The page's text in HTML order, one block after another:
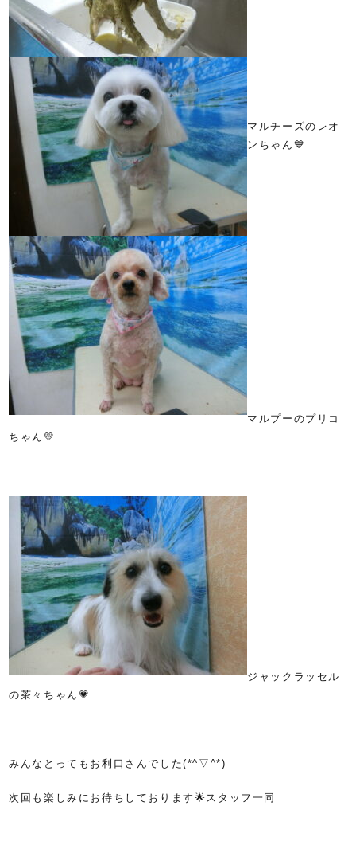
マルチーズのレオ
ンちゃん💙
マルプーのプリコ
ちゃん💛
ジャックラッセル
の茶々ちゃん💗
みんなとってもお利口さんでした(*^▽^*)
次回も楽しみにお待ちしております🌟スタッフ一同